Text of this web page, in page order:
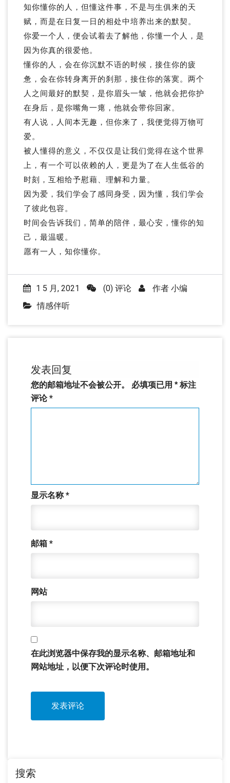
知你懂你的人，但懂这件事，不是与生俱来的天
赋，而是在日复一日的相处中培养出来的默契。
你爱一个人，便会试着去了解他，你懂一个人，是
因为你真的很爱他。
懂你的人，会在你沉默不语的时候，接住你的疲
惫，会在你转身离开的刹那，接住你的落寞。两个
人之间最好的默契，是你眉头一皱，他就会把你护
在身后，是你嘴角一瘪，他就会带你回家。
有人说，人间本无趣，但你来了，我便觉得万物可
爱。
被人懂得的意义，不仅仅是让我们觉得在这个世界
上，有一个可以依赖的人，更是为了在人生低谷的
时刻，互相给予慰藉、理解和力量。
因为爱，我们学会了感同身受，因为懂，我们学会
了彼此包容。
时间会告诉我们，简单的陪伴，最心安，懂你的知
己，最温暖。
愿有一人，知你懂你。
1 5 月, 2021 (0) 评论 作者 小编
情感伴听
发表回复
您的邮箱地址不会被公开。 必填项已用 * 标注
评论*
显示名称*
邮箱 *
网站
在此浏览器中保存我的显示名称、邮箱地址和
网站地址，以便下次评论时使用。
搜索